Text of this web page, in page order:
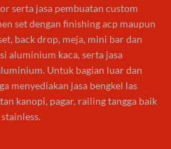
serta jasa pembuatan custom
set dengan finishing acp maupun
back drop, meja, mini bar dan
aluminium kaca, serta jasa
Untuk bagian luar dan
menyediakan jasa bengkel las
kanopi, pagar, railing tangga baik